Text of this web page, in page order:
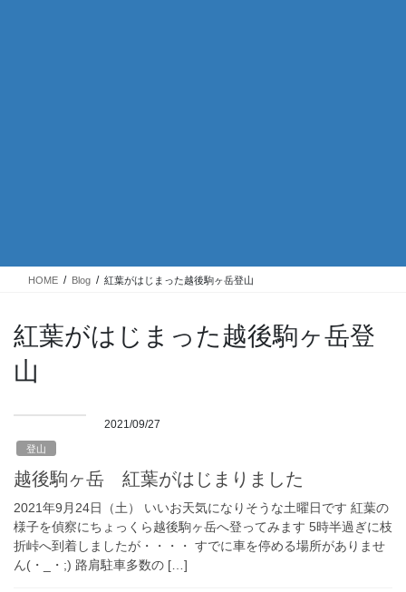
HOME Blog 紅葉がはじまった越後駒ヶ岳登山
紅葉がはじまった越後駒ヶ岳登
山
2021/09/27
登山
越後駒ヶ岳 紅葉がはじまりました
2021年9月24日（土） いいお天気になりそうな土曜日です 紅葉の
様子を偵察にちょっくら越後駒ヶ岳へ登ってみます 5時半過ぎに枝
折峠へ到着しましたが・・・・ すでに車を停める場所がありませ
ん(・_・;) 路肩駐車多数の […]